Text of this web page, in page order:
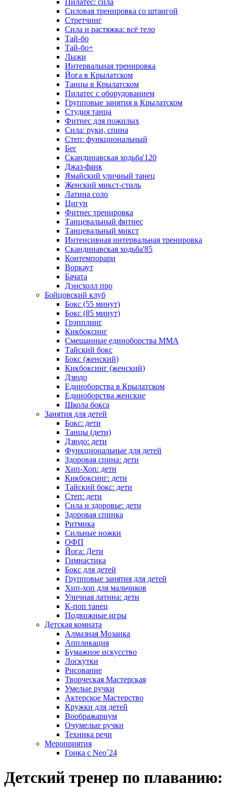
Пилатес: сила
Силовая тренировка со штангой
Стретчинг
Сила и растяжка: всё тело
Тай-бо
Тай-бо+
Лыжи
Интервальная тренировка
Йога в Крылатском
Танцы в Крылатском
Пилатес с оборудованием
Групповые занятия в Крылатском
Студия танца
Фитнес для пожилых
Сила: руки, спина
Степ: функциональный
Бег
Скандинавская ходьба'120
Джаз-фанк
Ямайский уличный танец
Женский микст-стиль
Латина соло
Цигун
Фитнес тренировка
Танцевальный фитнес
Танцевальный микст
Интенсивная интервальная тренировка
Скандинавская ходьба'85
Контемпорари
Воркаут
Бачата
Дэнсхолл про
Бойцовский клуб
Бокс (55 минут)
Бокс (85 минут)
Грэпплинг
Кикбоксинг
Смешанные единоборства ММА
Тайский бокс
Бокс (женский)
Кикбоксинг (женский)
Дзюдо
Единоборства в Крылатском
Единоборства женские
Школа бокса
Занятия для детей
Бокс: дети
Танцы (дети)
Дзюдо: дети
Функциональные для детей
Здоровая спина: дети
Хип-Хоп: дети
Кикбоксинг: дети
Тайский бокс: дети
Степ: дети
Сила и здоровье: дети
Здоровая спинка
Ритмика
Сильные ножки
ОФП
Йога: Дети
Гимнастика
Бокс для детей
Групповые занятия для детей
Хип-хоп для мальчиков
Уличная латина: дети
К-поп танец
Подвижные игры
Детская комната
Алмазная Мозаика
Аппликация
Бумажное искусство
Лоскутки
Рисование
Творческая Мастерская
Умелые ручки
Актерское Мастерство
Кружки для детей
Воображариум
Очумелые ручки
Техника речи
Мероприятия
Гонка с Neo`24
Детский тренер по плаванию: